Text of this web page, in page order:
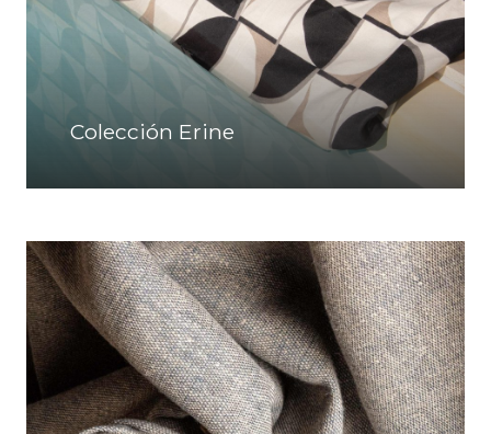
Colección Erine